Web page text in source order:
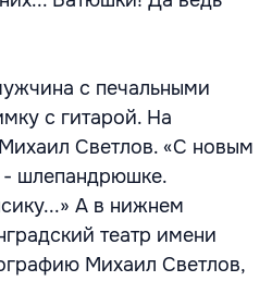
с печальными
с гитарой. На
Светлов. «С новым
шлепандрюшке.
А в нижнем
театр имени
Михаил Светлов,